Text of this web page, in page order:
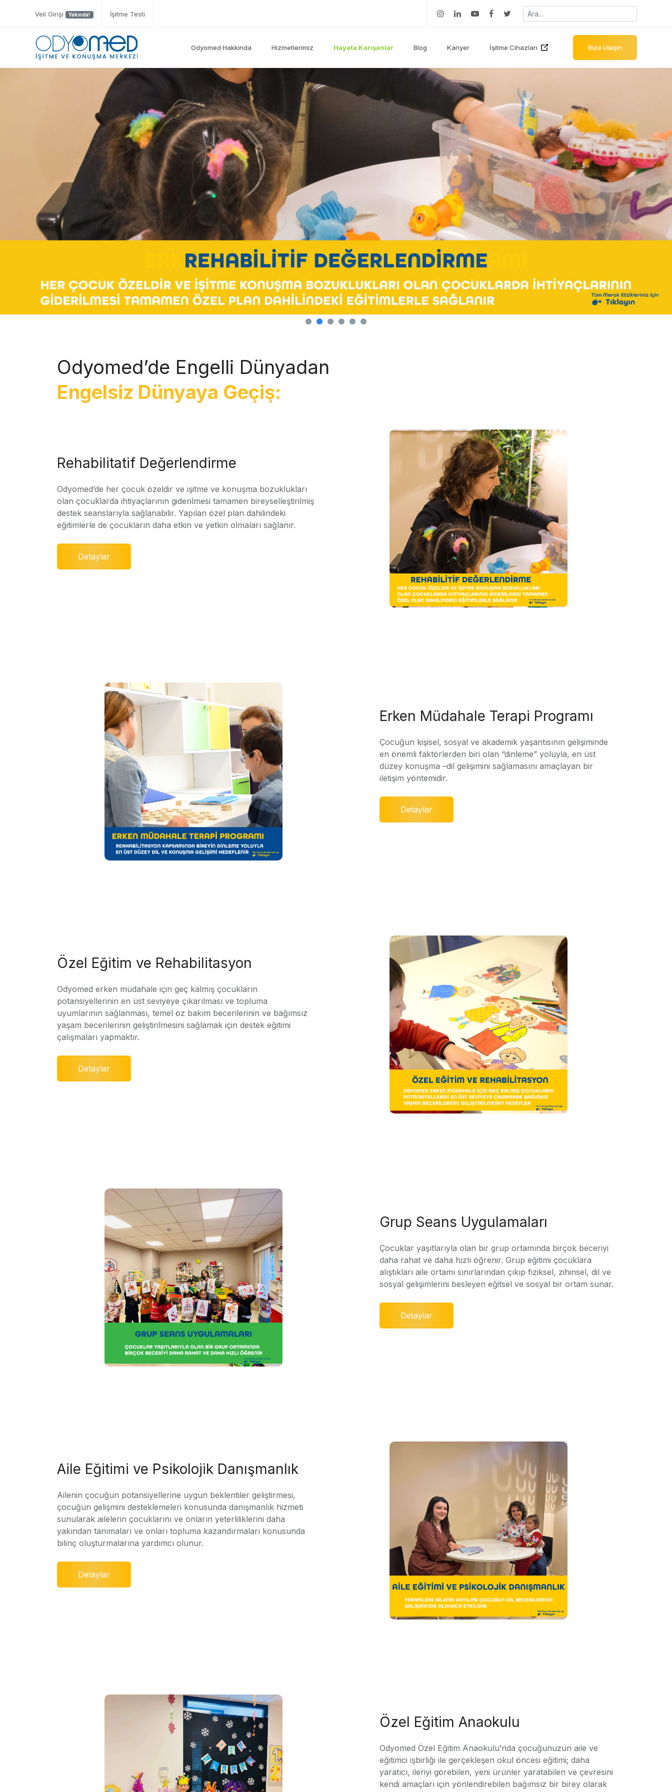
Veli Girişi Yakında! İşitme Testi
Odyomed Hakkında Hizmetlerimiz Hayata Karışanlar Blog Kariyer İşitme Cihazları Bize Ulaşın
Odyomed’de Engelli Dünyadan
Engelsiz Dünyaya Geçiş:
Rehabilitatif Değerlendirme
Odyomed’de her çocuk özeldir ve işitme ve konuşma bozuklukları
olan çocuklarda ihtiyaçlarının giderilmesi tamamen bireyselleştirilmiş
destek seanslarıyla sağlanabilir. Yapılan özel plan dahilindeki
eğitimlerle de çocukların daha etkin ve yetkin olmaları sağlanır.
Detaylar
Erken Müdahale Terapi Programı
Çocuğun kişisel, sosyal ve akademik yaşantısının gelişiminde
en önemli faktörlerden biri olan “dinleme” yoluyla, en üst
düzey konuşma –dil gelişimini sağlamasını amaçlayan bir
iletişim yöntemidir.
Detaylar
Özel Eğitim ve Rehabilitasyon
Odyomed erken müdahale için geç kalmış çocukların
potansiyellerinin en üst seviyeye çıkarılması ve topluma
uyumlarının sağlanması, temel öz bakım becerilerinin ve bağımsız
yaşam becerilerinin geliştirilmesini sağlamak için destek eğitimi
çalışmaları yapmaktır.
Detaylar
Grup Seans Uygulamaları
Çocuklar yaşıtlarıyla olan bir grup ortamında birçok beceriyi
daha rahat ve daha hızlı öğrenir. Grup eğitimi çocuklara
alıştıkları aile ortamı sınırlarından çıkıp fiziksel, zihinsel, dil ve
sosyal gelişimlerini besleyen eğitsel ve sosyal bir ortam sunar.
Detaylar
Aile Eğitimi ve Psikolojik Danışmanlık
Ailenin çocuğun potansiyellerine uygun beklentiler geliştirmesi,
çocuğun gelişmini desteklemeleri konusunda danışmanlık hizmeti
sunularak ailelerin çocuklarını ve onların yeterliliklerini daha
yakından tanımaları ve onları topluma kazandırmaları konusunda
bilinç oluşturmalarına yardımcı olunur.
Detaylar
Özel Eğitim Anaokulu
Odyomed Özel Eğitim Anaokulu’nda çocuğunuzun aile ve
eğitimci işbirliği ile gerçekleşen okul öncesi eğitimi; daha
yaratıcı, ileriyi görebilen, yeni ürünler yaratabilen ve çevresini
kendi amaçları için yönlendirebilen bağımsız bir birey olarak